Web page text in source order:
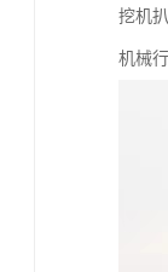
挖机
机械